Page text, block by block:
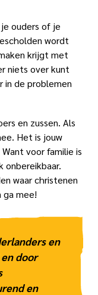
ouders of je
wordt
krijgt met
niets over kunt
de problemen
en zussen. Als
Het is jouw
voor familie is
onbereikbaar.
waar christenen
ga mee!
en
door
en